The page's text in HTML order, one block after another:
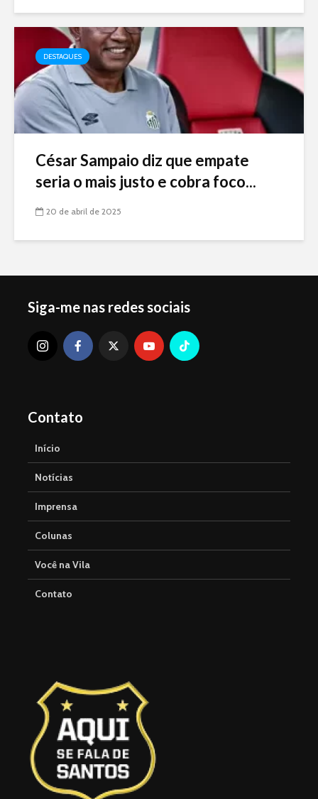
DESTAQUES
César Sampaio diz que empate
seria o mais justo e cobra foco...
20 de abril de 2025
Siga-me nas redes sociais
Contato
Início
Notícias
Imprensa
Colunas
Você na Vila
Contato